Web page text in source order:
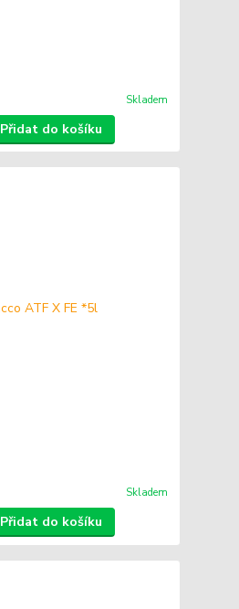
Skladem
Přidat do košíku
Skladem
Přidat do košíku